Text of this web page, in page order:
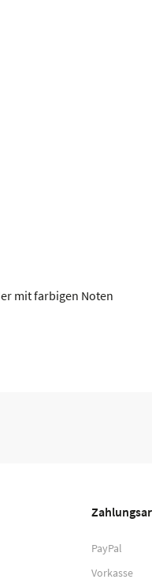
mit farbigen Noten
PayPal
Vorkasse